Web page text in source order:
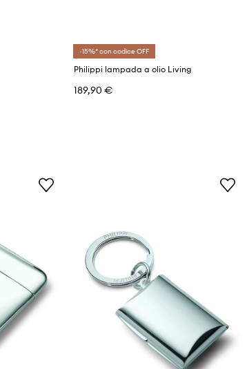
-15%* con codice OFF
Philippi lampada a olio Living
189,90 €